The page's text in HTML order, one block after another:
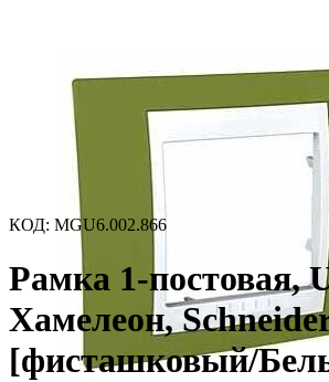
КОД: MGU6.002.866
Рамка 1-постовая,
Хамелеон,
[фисташковый/